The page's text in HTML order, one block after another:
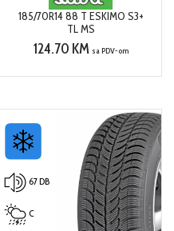
185/70R14 88 T ESKIMO S3+
TL MS
124.70 KM sa PDV-om
67 DB
C